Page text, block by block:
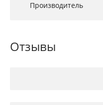
Производитель
Отзывы